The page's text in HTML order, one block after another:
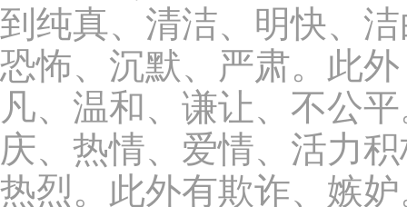
到纯真、清洁、明快、
恐怖、沉默、严肃。此
凡、温和、谦让、不公
庆、热情、爱情、活力
热烈。此外有欺诈、嫉